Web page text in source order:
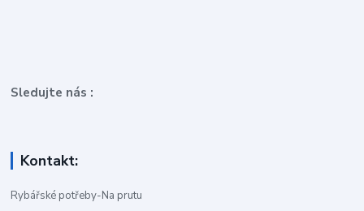
Sledujte nás :
Kontakt:
Rybářské potřeby-Na prutu